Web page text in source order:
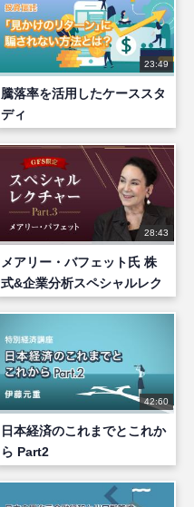
23:49
騰落率を活用したケーススタ
ディ
28:43
メアリー・バフェット氏 株
式&企業分析スペシャルレク
チャー part 3
42:60
日本経済のこれまでとこれか
ら Part2